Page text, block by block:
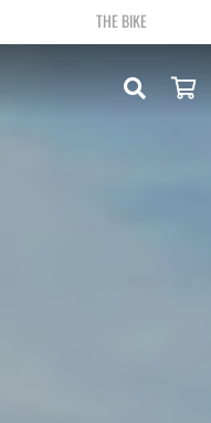
THE BIKE